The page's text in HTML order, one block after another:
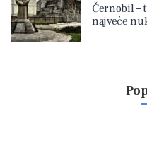
Černobil –
najveće